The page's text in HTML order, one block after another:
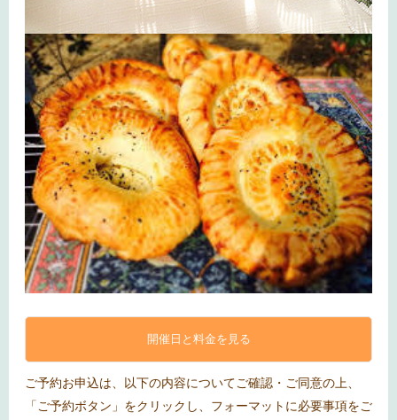
開催日と料金を見る
ご予約お申込は、以下の内容についてご確認・ご同意の上、
「ご予約ボタン」をクリックし、フォーマットに必要事項をご